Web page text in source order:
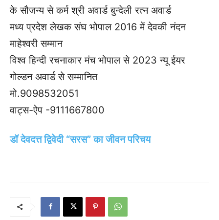
के सौजन्य से कर्म श्री अवार्ड बुन्देली रत्न अवार्ड
मध्य प्रदेश लेखक संघ भोपाल 2016 में देवकी नंदन
माहेश्वरी सम्मान
विश्व हिन्दी रचनाकार मंच भोपाल से 2023 न्यू ईयर
गोल्डन अवार्ड से सम्मानित
मो.9098532051
वाट्स-ऐप -9111667800
डॉ देवदत्त द्विवेदी “सरस” का जीवन परिचय